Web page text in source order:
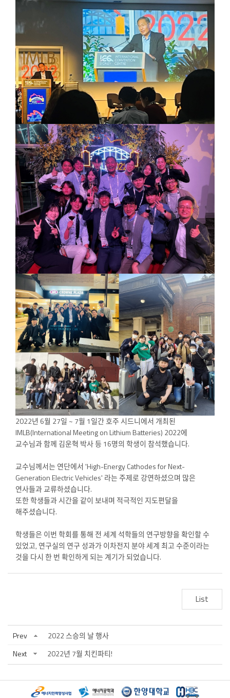
2022년 6월 27일 ~ 7월 1일간 호주 시드니에서 개최된
IMLB(International Meeting on Lithium Batteries) 2022에
교수님과 함께 김운혁 박사 등 16명의 학생이 참석했습니다.
교수님께서는 연단에서 'High-Energy Cathodes for Next-
Generation Electric Vehicles' 라는 주제로 강연하셨으며 많은
연사들과 교류하셨습니다.
또한 학생들과 시간을 같이 보내며 적극적인 지도편달을
해주셨습니다.
학생들은 이번 학회를 통해 전 세계 석학들의 연구방향을 확인할 수
있었고, 연구실의 연구 성과가 이차전지 분야 세계 최고 수준이라는
것을 다시 한 번 확인하게 되는 계기가 되었습니다.
List
Prev
2022 스승의 날 행사
Next
2022년 7월 치킨파티!